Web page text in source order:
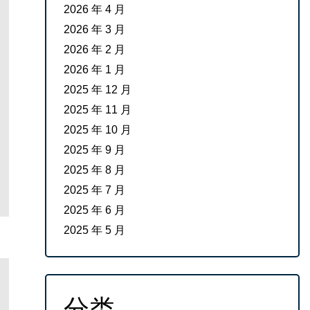
2026 年 4 月
2026 年 3 月
2026 年 2 月
2026 年 1 月
2025 年 12 月
2025 年 11 月
2025 年 10 月
2025 年 9 月
2025 年 8 月
2025 年 7 月
2025 年 6 月
2025 年 5 月